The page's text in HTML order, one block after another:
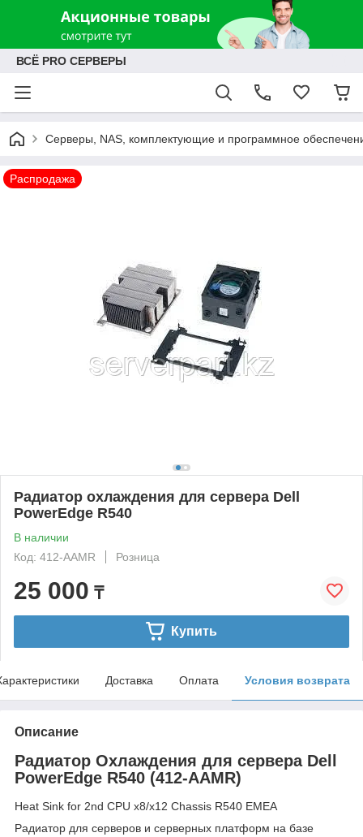
ВСЁ PRO СЕРВЕРЫ
Серверы, NAS, комплектующие и программное
Распродажа
Радиатор охлаждения для сервера Dell
PowerEdge R540
В наличии
Код: 412-AAMR
Розница
25 000 ₸
Купить
Доставка Оплата Условия возврата
Описание
Радиатор Охлаждения для сервера Dell
PowerEdge R540 (412-AAMR)
Heat Sink for 2nd CPU x8/x12 Chassis R540 EMEA
Радиатор для серверов и серверных платформ на базе